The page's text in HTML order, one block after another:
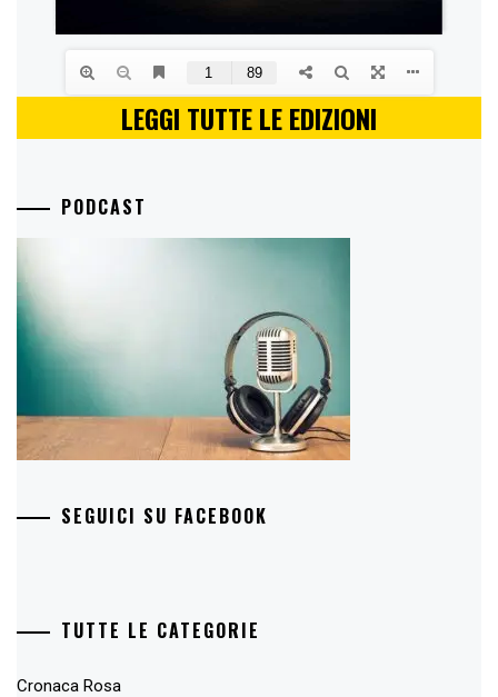
LEGGI TUTTE LE EDIZIONI
PODCAST
SEGUICI SU FACEBOOK
TUTTE LE CATEGORIE
Cronaca Rosa